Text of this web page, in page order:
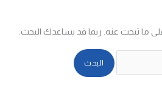
على ما تبحث عنه. ربما قد يساعدك البحث.